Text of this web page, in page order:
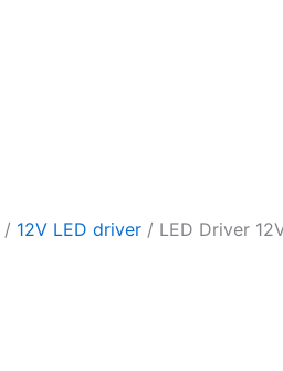
/ 12V LED driver / LED Driver